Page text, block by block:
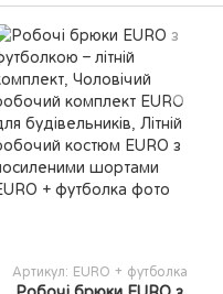
та майстрів
Артикул: EURO + футболка